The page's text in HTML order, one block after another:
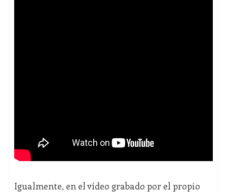
Igualmente, en el vídeo grabado por el propio